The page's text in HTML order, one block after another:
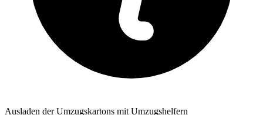
Ausladen der Umzugskartons mit Umzugshelfern